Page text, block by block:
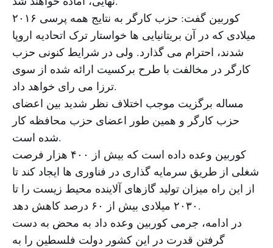
کوربین گفت: حزب کارگر به نتایج همه پرسی ۲۰۱۶
میلادی که در آن بریتانیایی ها خواستار ترک اتحادیه اروپا
شدند، احترام می گذارد. ولی در شرایط کنونی حزب
کارگر در مخالفت با طرح برکسیت ارائه شده از سوی
ترزا می رای خواهد داد.
مساله برگزیت موجب اختلاف نظر شدید بین اعضای
حزب کارگر و همین طور اعضای حزب محافظه کار
شده است.
کوربین وعده داده است که بیش از ۴۰۰ هزار فرصت
شغلی از طریق سرمایه گذاری در فناوری ها ایجاد کند تا
از این راه میزان تولید گازهای آلاینده محیط زیست را تا
۲۰۳۰ میلادی بیش از ۶۰ درصد کاهش دهد.
در ادامه، جرمی کوربین وعده داد به محض به دست
گرفتن قدرت در این کشور دولت فلسطین را به